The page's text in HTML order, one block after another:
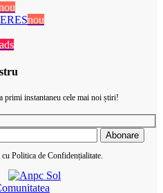
nou
ads
primi instantaneu cele mai noi știri!
Politica de Confidențialitate.